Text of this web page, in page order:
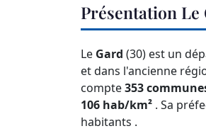
Présentation Le
Le Gard (30) est un
et dans l'ancienne
compte353
106 hab/km² . Sa
habitants .